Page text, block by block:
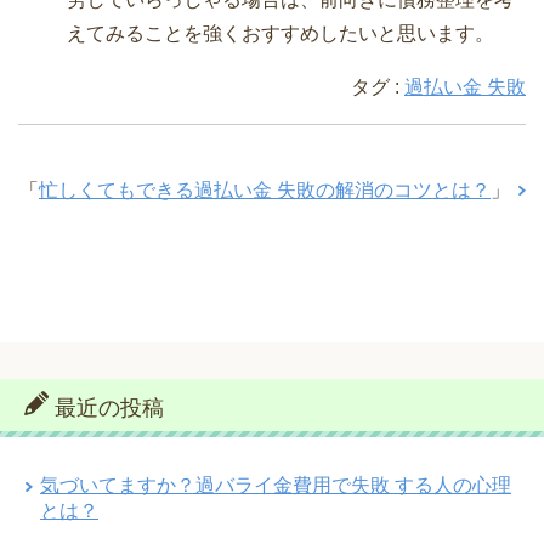
えてみることを強くおすすめしたいと思います。
タグ : 過払い金 失敗
「忙しくてもできる過払い金 失敗の解消のコツとは？ 」
最近の投稿
気づいてますか？過バライ金費用で失敗 する人の心理
とは？